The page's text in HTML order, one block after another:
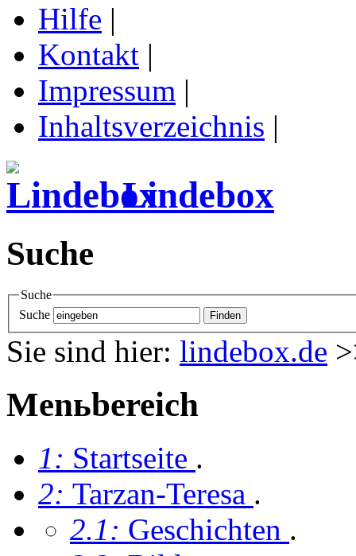
Hilfe |
Kontakt |
Impressum |
Inhaltsverzeichnis |
Lindebox
Suche
Suche
Suche
Sie sind hier: lindebox.de
Menьbereich
1: Startseite .
2: Tarzan-Teresa .
2.1: Geschichten .